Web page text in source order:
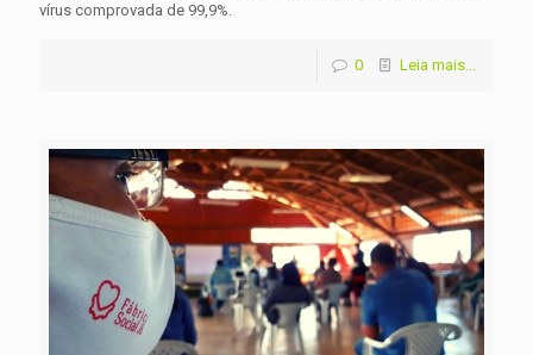
vírus comprovada de 99,9%.
0 Leia mais...